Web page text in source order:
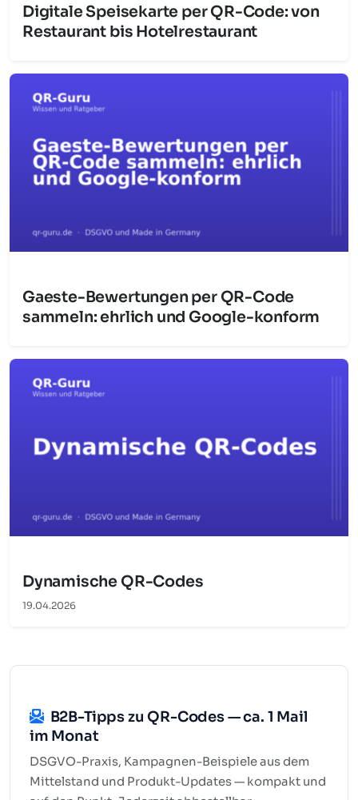
Digitale Speisekarte per QR-Code: von
Restaurant bis Hotelrestaurant
Gaeste-Bewertungen per QR-Code
sammeln: ehrlich und Google-konform
Dynamische QR-Codes
19.04.2026
B2B-Tipps zu QR-Codes — ca. 1 Mail
im Monat
DSGVO-Praxis, Kampagnen-Beispiele aus dem
Mittelstand und Produkt-Updates — kompakt und